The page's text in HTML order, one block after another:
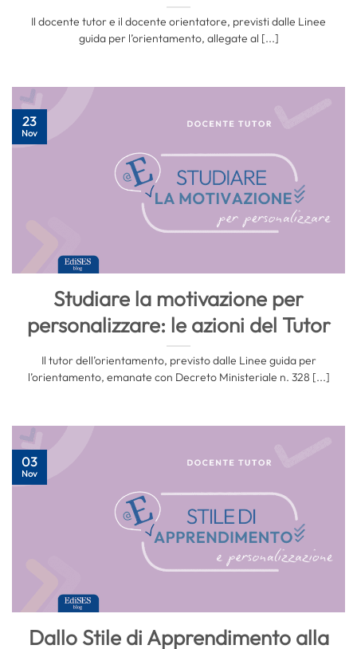
Il docente tutor e il docente orientatore, previsti dalle Linee
guida per l’orientamento, allegate al [...]
Studiare la motivazione per
personalizzare: le azioni del Tutor
Il tutor dell’orientamento, previsto dalle Linee guida per
l’orientamento, emanate con Decreto Ministeriale n. 328 [...]
23
Nov
Dallo Stile di Apprendimento alla
03
Nov